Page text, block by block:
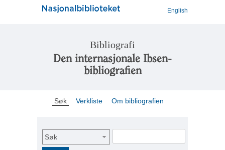
English
Bibliografi
Den internasjonale Ibsen-
bibliografien
Søk Verkliste Om bibliografien
Søk